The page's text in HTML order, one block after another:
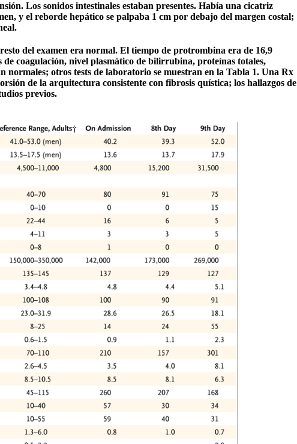
Los sonidos intestinales estaban presentes. Había una cicatriz
y el reborde hepático se palpaba 1 cm por debajo del margen costal;
del examen era normal. El tiempo de protrombina era de 16,9
de coagulación, nivel plasmático de bilirrubina, proteínas totales,
otros tests de laboratorio se muestran en la Tabla 1. Una Rx
de la arquitectura consistente con fibrosis quística; los hallazgos de
previos.